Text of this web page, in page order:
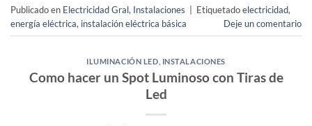
Publicado en Electricidad Gral, Instalaciones Etiquetadoelectricidad,
energía eléctrica, instalación eléctrica básica Deje un comentario
ILUMINACIÓN LED INSTALACIONES
Como hacer un Spot Luminoso con Tiras de
Led